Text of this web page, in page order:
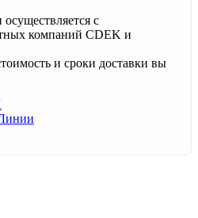
с
компаний CDEK и
и сроки доставки вы